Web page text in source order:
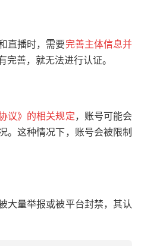
直播时，需要完善主体信息并
完善，就无法进行认证。
议》的相关规定，账号可能会
。这种情况下，账号会被限制
大量举报或被平台封禁，其认